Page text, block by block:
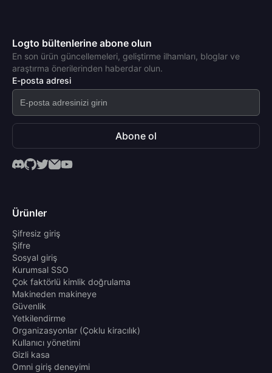
Logto bültenlerine abone olun
En son ürün güncellemeleri, geliştirme ilhamları, bloglar ve
araştırma önerilerinden haberdar olun.
E-posta adresi
Abone ol
Ürünler
Şifresiz giriş
Şifre
Sosyal giriş
Kurumsal SSO
Çok faktörlü kimlik doğrulama
Makineden makineye
Güvenlik
Yetkilendirme
Organizasyonlar (Çoklu kiracılık)
Kullanıcı yönetimi
Gizli kasa
Omni giriş deneyimi